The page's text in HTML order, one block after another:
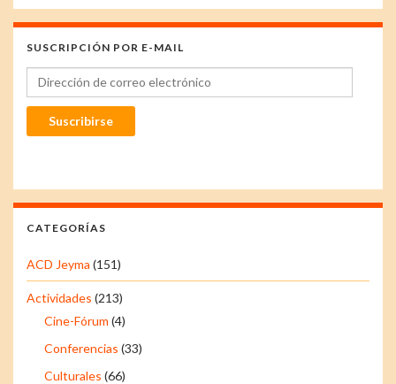
SUSCRIPCIÓN POR E-MAIL
Dirección de correo electrónico
Suscribirse
CATEGORÍAS
ACD Jeyma (151)
Actividades (213)
Cine-Fórum (4)
Conferencias (33)
Culturales (66)